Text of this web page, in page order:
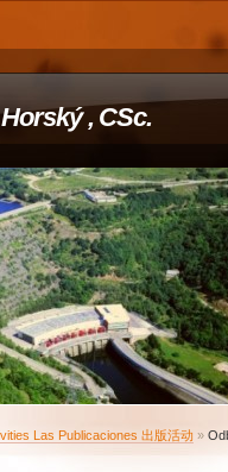
, CSc.
Las Publicaciones 出版活动 »